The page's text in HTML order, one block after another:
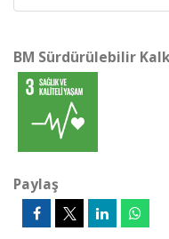
BM Sürdürülebilir
Paylaş